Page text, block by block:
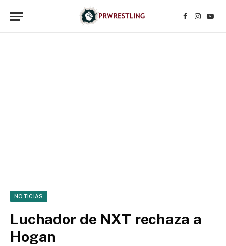
Facebook
NOTICIAS
Luchador de NXT rechaza a
Hogan